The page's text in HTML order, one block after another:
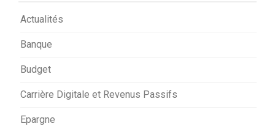
Actualités
Banque
Budget
Carrière Digitale et Revenus Passifs
Epargne